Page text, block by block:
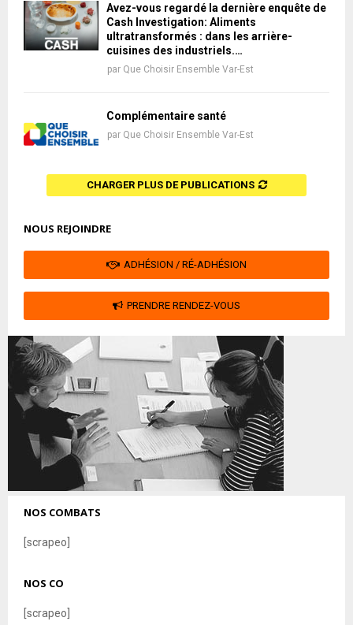
Avez-vous regardé la dernière enquête de
Cash Investigation: Aliments
ultratransformés : dans les arrière-
cuisines des industriels.…
par Que Choisir Ensemble Var-Est
Complémentaire santé
par Que Choisir Ensemble Var-Est
CHARGER PLUS DE PUBLICATIONS
NOUS REJOINDRE
ADHÉSION / RÉ-ADHÉSION
PRENDRE RENDEZ-VOUS
NOS COMBATS
[scrapeo]
NOS CO
[scrapeo]